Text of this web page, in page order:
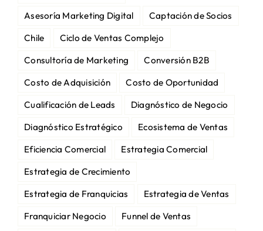
Asesoría Marketing Digital
Captación de Socios
Chile
Ciclo de Ventas Complejo
Consultoría de Marketing
Conversión B2B
Costo de Adquisición
Costo de Oportunidad
Cualificación de Leads
Diagnóstico de Negocio
Diagnóstico Estratégico
Ecosistema de Ventas
Eficiencia Comercial
Estrategia Comercial
Estrategia de Crecimiento
Estrategia de Franquicias
Estrategia de Ventas
Franquiciar Negocio
Funnel de Ventas